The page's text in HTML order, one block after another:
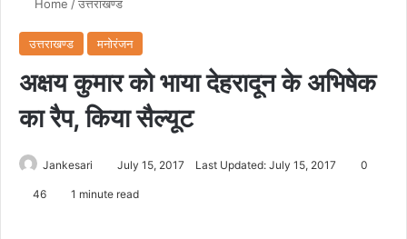
Home /उत्तराखण्ड
उत्तराखण्ड मनोरंजन
अक्षय कुमार को भाया देहरादून के अभिषेक
का रैप, किया सैल्यूट
Jankesari July 15, 2017 Last Updated: July 15, 2017 0
46 1 minute read